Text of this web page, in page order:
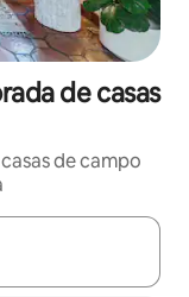
de casas
de campo
explore-os